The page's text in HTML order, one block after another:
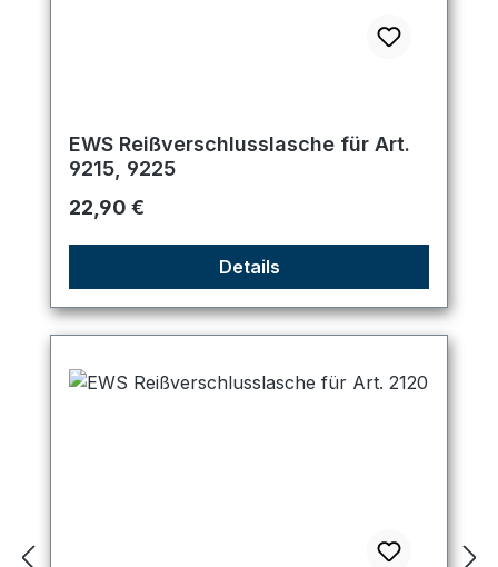
EWS Reißverschlusslasche für Art.
9215, 9225
Regulärer Preis:
22,90 €
Details